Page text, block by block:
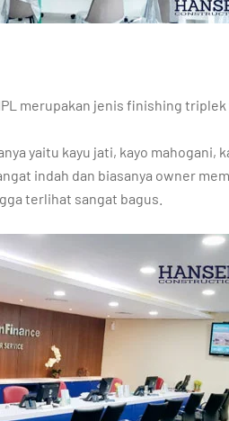
merupakan jenis finishing
yaitu kayu jati, kayo mahogani,
indah dan biasanya owner
terlihat sangat bagus.